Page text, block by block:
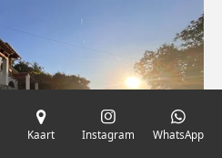
Kaart Instagram WhatsApp